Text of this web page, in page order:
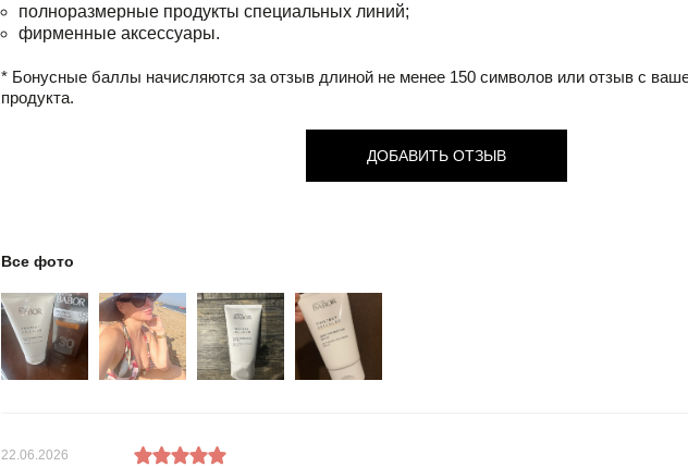
полноразмерные продукты специальных линий;
фирменные аксессуары.
* Бонусные баллы начисляются за отзыв длиной не менее 150 символов или отзыв с
продукта.
ДОБАВИТЬ ОТЗЫВ
Все фото
22.06.2026